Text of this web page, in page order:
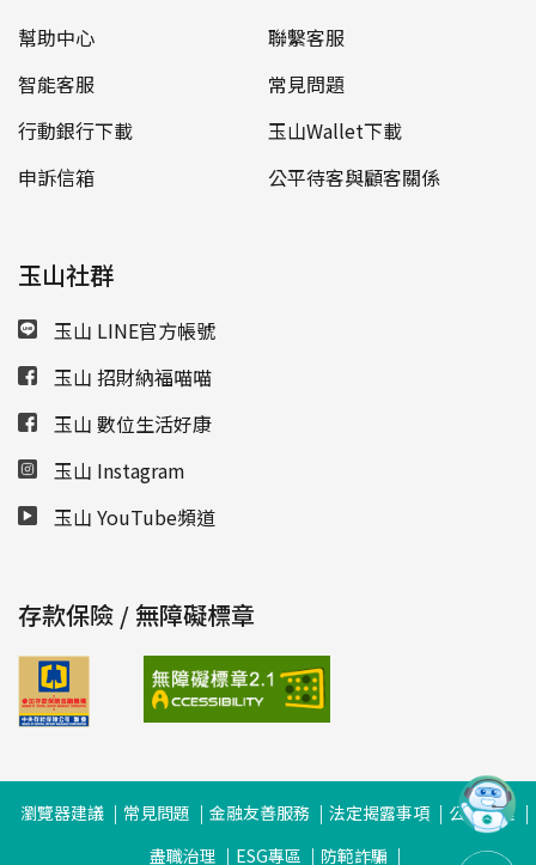
幫助中心
聯繫客服
智能客服
常見問題
行動銀行下載
玉山Wallet下載
申訴信箱
公平待客與顧客關係
玉山社群
玉山 LINE官方帳號
玉山 招財納福喵喵
玉山 數位生活好康
玉山 Instagram
玉山 YouTube頻道
存款保險 / 無障礙標章
瀏覽器建議 常見問題 金融友善服務 法定揭露事項
公司治理
盡職治理
ESG專區 防範詐騙